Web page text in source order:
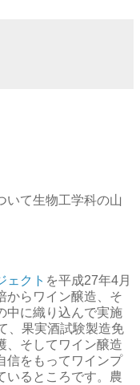
いて生物工学科の山
ェクト を平成27年4月
からワイン醸造、そ
中に織り込んで実施
、果実酒試験製造免
、そしてワイン醸造
信をもってワインプ
いるところです。農